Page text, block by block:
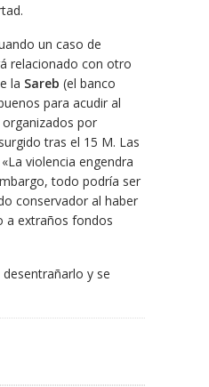
un caso de
relacionado con otro
la Sareb (el banco
para acudir al
por
tras el 15 M. Las
violencia engendra
todo podría ser
conservador al haber
a extraños fondos
y se